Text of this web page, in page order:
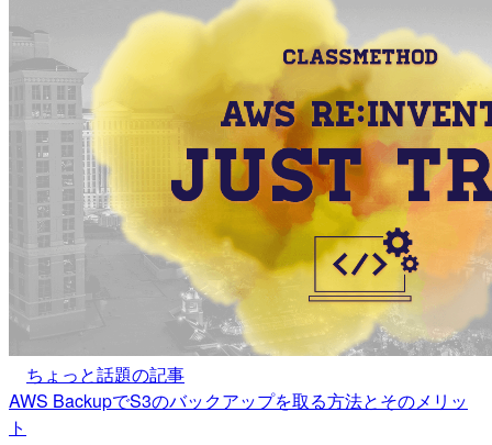
ちょっと話題の記事
AWS BackupでS3のバックアップを取る方法とそのメリッ
ト